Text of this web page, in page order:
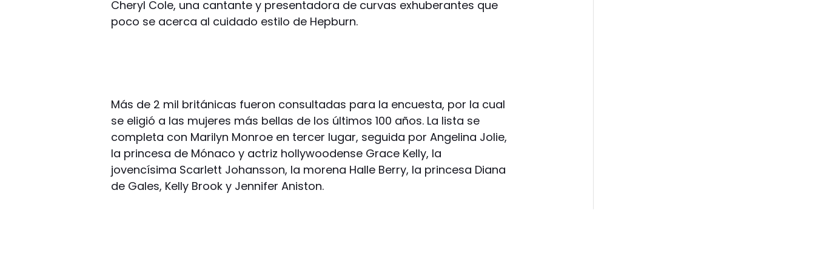
Cheryl Cole, una cantante y presentadora de curvas exhuberantes que
poco se acerca al cuidado estilo de Hepburn.
Más de 2 mil británicas fueron consultadas para la encuesta, por la cual
se eligió a las mujeres más bellas de los últimos 100 años. La lista se
completa con Marilyn Monroe en tercer lugar, seguida por Angelina Jolie,
la princesa de Mónaco y actriz hollywoodense Grace Kelly, la
jovencísima Scarlett Johansson, la morena Halle Berry, la princesa Diana
de Gales, Kelly Brook y Jennifer Aniston.